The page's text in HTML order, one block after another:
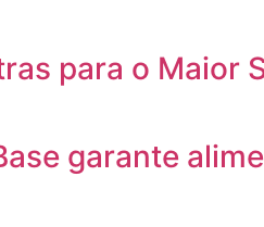
para o Maior
garante